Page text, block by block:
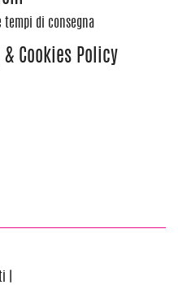
tempi di consegna
& Cookies Policy
|